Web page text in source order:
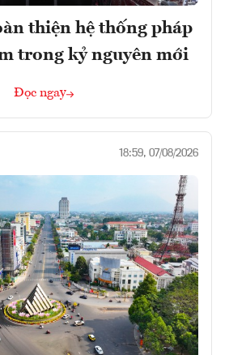
thiện hệ thống pháp
trong kỷ nguyên mới
Đọc ngay
18:59, 07/08/2026